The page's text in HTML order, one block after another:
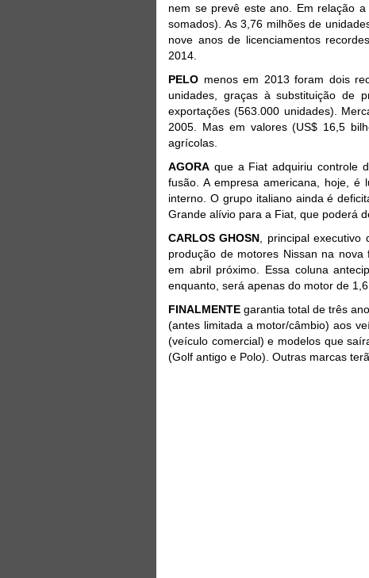
nem se prevê este ano. Em relação
somados). As 3,76 milhões de
nove anos de licenciamentos
2014.
PELO menos em 2013 foram dois
unidades, graças à substituição de
exportações (563.000 unidades).
2005. Mas em valores (US$ 16,5
agrícolas.
AGORA que a Fiat adquiriu controle
fusão. A empresa americana, hoje, é
interno. O grupo italiano ainda é
Grande alívio para a Fiat, que poderá
CARLOS GHOSN , principal
produção de motores Nissan na
em abril próximo. Essa coluna
enquanto, será apenas do motor de
FINALMENTE garantia total de três
(antes limitada a motor/câmbio) aos
(veículo comercial) e modelos que
(Golf antigo e Polo). Outras marcas